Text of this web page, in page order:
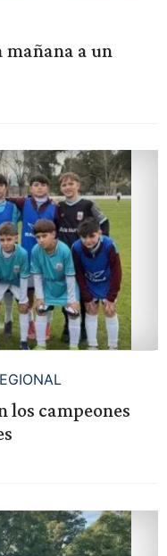
mañana a un
los campeones